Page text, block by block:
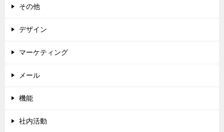
その他
デザイン
マーケティング
メール
機能
社内活動